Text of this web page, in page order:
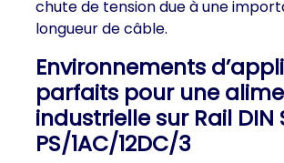
chute de tension due à une
longueur de câble.
Environnements
parfaits pour une
industrielle sur Rail DIN
PS/1AC/12DC/3